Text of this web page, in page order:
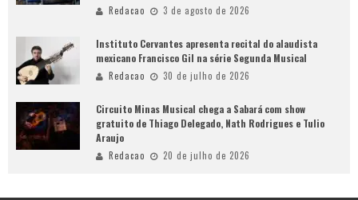
Redacao 3 de agosto de 2026
Instituto Cervantes apresenta recital do alaudista
mexicano Francisco Gil na série Segunda Musical
Redacao 30 de julho de 2026
Circuito Minas Musical chega a Sabará com show
gratuito de Thiago Delegado, Nath Rodrigues e Tulio
Araujo
Redacao 20 de julho de 2026